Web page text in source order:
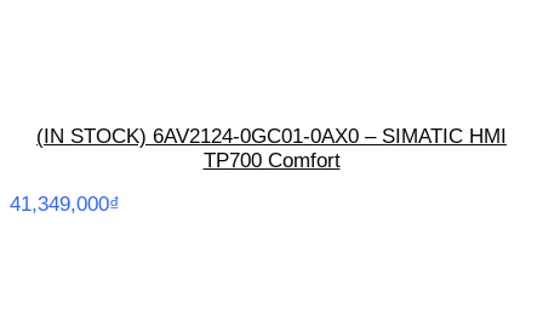
(IN STOCK) 6AV2124-0GC01-0AX0 – SIMATIC HMI
TP700 Comfort
41,349,000₫